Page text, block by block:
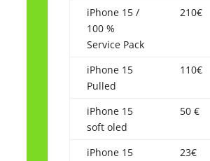
iPhone 15 /
100 %
Service Pack
210€
iPhone 15
Pulled
110€
iPhone 15
soft oled
50 €
iPhone 15
23€